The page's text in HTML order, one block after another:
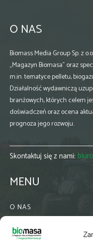
O NAS
Biomass Media Group Sp. z
„Magazyn Biomasa” oraz
m.in. tematyce pelletu,
Działalność wydawniczą
branżowych, których celem
doświadczeń oraz ocena
prognoza jego rozwoju.
Skontaktuj się z nami:
MENU
O NAS
WSPÓŁPRACA